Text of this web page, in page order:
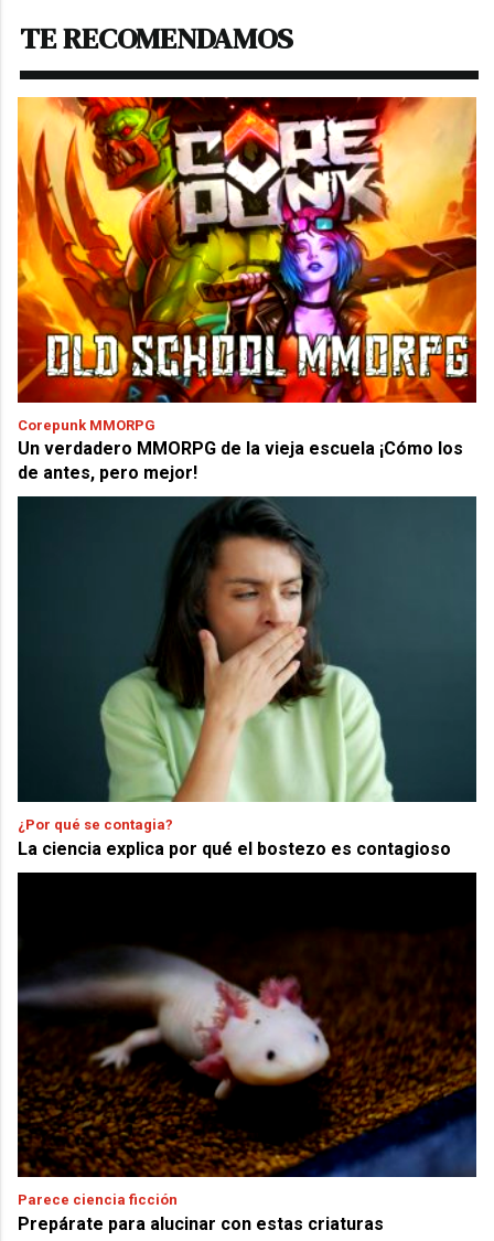
TE RECOMENDAMOS
Corepunk MMORPG
Un verdadero MMORPG de la vieja escuela ¡Cómo los
de antes, pero mejor!
¿Por qué se contagia?
La ciencia explica por qué el bostezo es contagioso
Parece ciencia ficción
Prepárate para alucinar con estas criaturas